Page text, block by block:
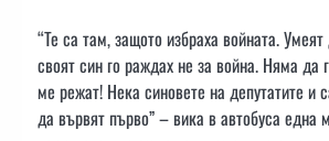
“Те са там, защото избраха войната.
своят син го раждах не за война. Няма да
ме режат! Нека синовете на депутатите и
да вървят първо” – вика в автобуса една